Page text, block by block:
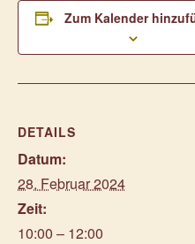
Zum Kalender
DETAILS
Datum:
28. Februar 2024
Zeit:
10:00 – 12:00